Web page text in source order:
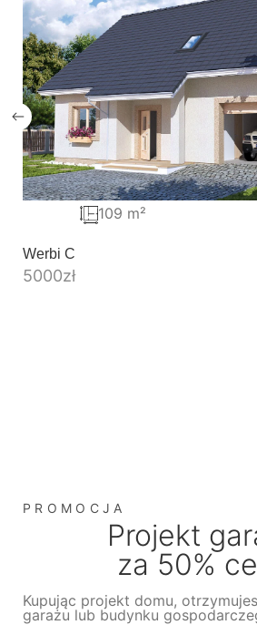
Werbi C
5000zł
109 m²
PROMOCJA
Projekt
za 50%
Kupując projekt domu,
garażu lub budynku